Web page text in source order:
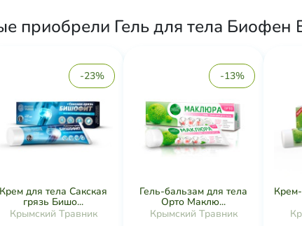
приобрели Гель для тела
-23%
Крем для тела Сакская
грязь Бишо...
Крымский Травник
-13%
Гель-бальзам для тела
Орто Маклю...
Крымский Травник